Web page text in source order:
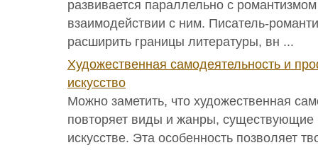
развивается параллельно с
взаимодействии с ним. Писатель-
расширить границы литературы, вн ...
Художественная самодеятельность и
искусство
Можно заметить, что художественная
повторяет виды и жанры,
искусстве. Эта особенность позволяет